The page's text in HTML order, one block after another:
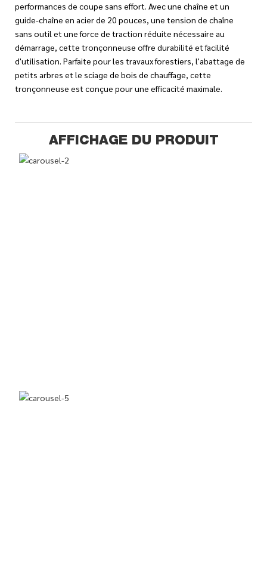
performances de coupe sans effort. Avec une chaîne et un
guide-chaîne en acier de 20 pouces, une tension de chaîne
sans outil et une force de traction réduite nécessaire au
démarrage, cette tronçonneuse offre durabilité et facilité
d'utilisation. Parfaite pour les travaux forestiers, l'abattage de
petits arbres et le sciage de bois de chauffage, cette
tronçonneuse est conçue pour une efficacité maximale.
AFFICHAGE DU PRODUIT